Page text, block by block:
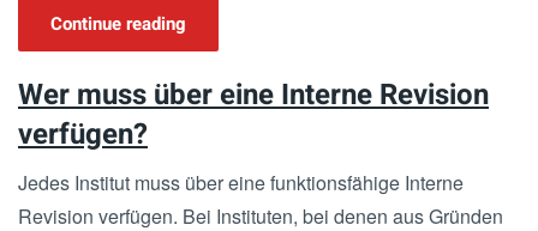
Continue reading
Wer muss über eine Interne Revision
verfügen?
Jedes Institut muss über eine funktionsfähige Interne
Revision verfügen. Bei Instituten, bei denen aus Gründen